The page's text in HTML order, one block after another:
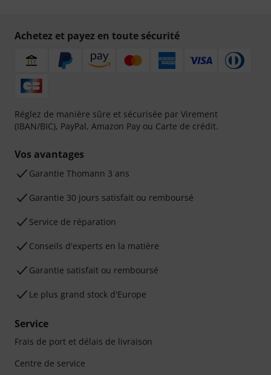
Achetez et payez en toute sécurité
Réglez de manière sûre et sécurisée par Virement
(IBAN/BIC), PayPal, Amazon Pay ou Carte de crédit.
Vos avantages
Ga­ran­tie Thomann 3 ans
Garantie 30 jours satisfait ou remboursé
Service de réparation
Conseils d'experts en la matière
Garantie satisfait ou remboursé
Le plus grand stock d'Europe
Service
Frais de port et délais de livraison
Centre de service